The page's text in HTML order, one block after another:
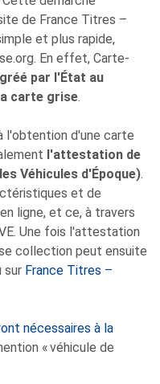
de France Titres –
et plus rapide,
En effet, Carte-
par l'État au
carte grise.
l'obtention d'une carte
l'attestation de
Véhicules d'Époque).
et de
ligne, et ce, à travers
Une fois l'attestation
collection peut ensuite
sur France Titres –
nécessaires à la
« véhicule de